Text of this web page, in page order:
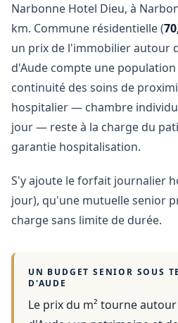
Narbonne Hotel Dieu, à
km. Commune résidentielle (
un prix de l'immobilier autour
d'Aude compte une
continuité des soins de
hospitalier — chambre
jour — reste à la charge du
garantie hospitalisation.
S'y ajoute le forfait journalier
jour), qu'une mutuelle senior
charge sans limite de durée.
UN BUDGET SENIOR SOUS
D'AUDE
Le prix du m² tourne autour